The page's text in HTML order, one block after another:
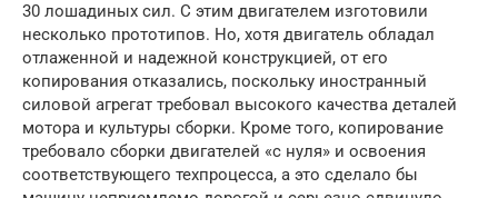
30 лошадиных сил. С этим двигателем изготовили
несколько прототипов. Но, хотя двигатель обладал
отлаженной и надежной конструкцией, от его
копирования отказались, поскольку иностранный
силовой агрегат требовал высокого качества деталей
мотора и культуры сборки. Кроме того, копирование
требовало сборки двигателей «с нуля» и освоения
соответствующего техпроцесса, а это сделало бы